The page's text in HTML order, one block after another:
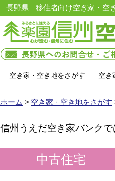
長野県 移住者向け空き家・空
空き家・空き地をさがす 空き
ホーム > 空き家・空き地をさがす
信州うえだ空き家バンク
中古住宅